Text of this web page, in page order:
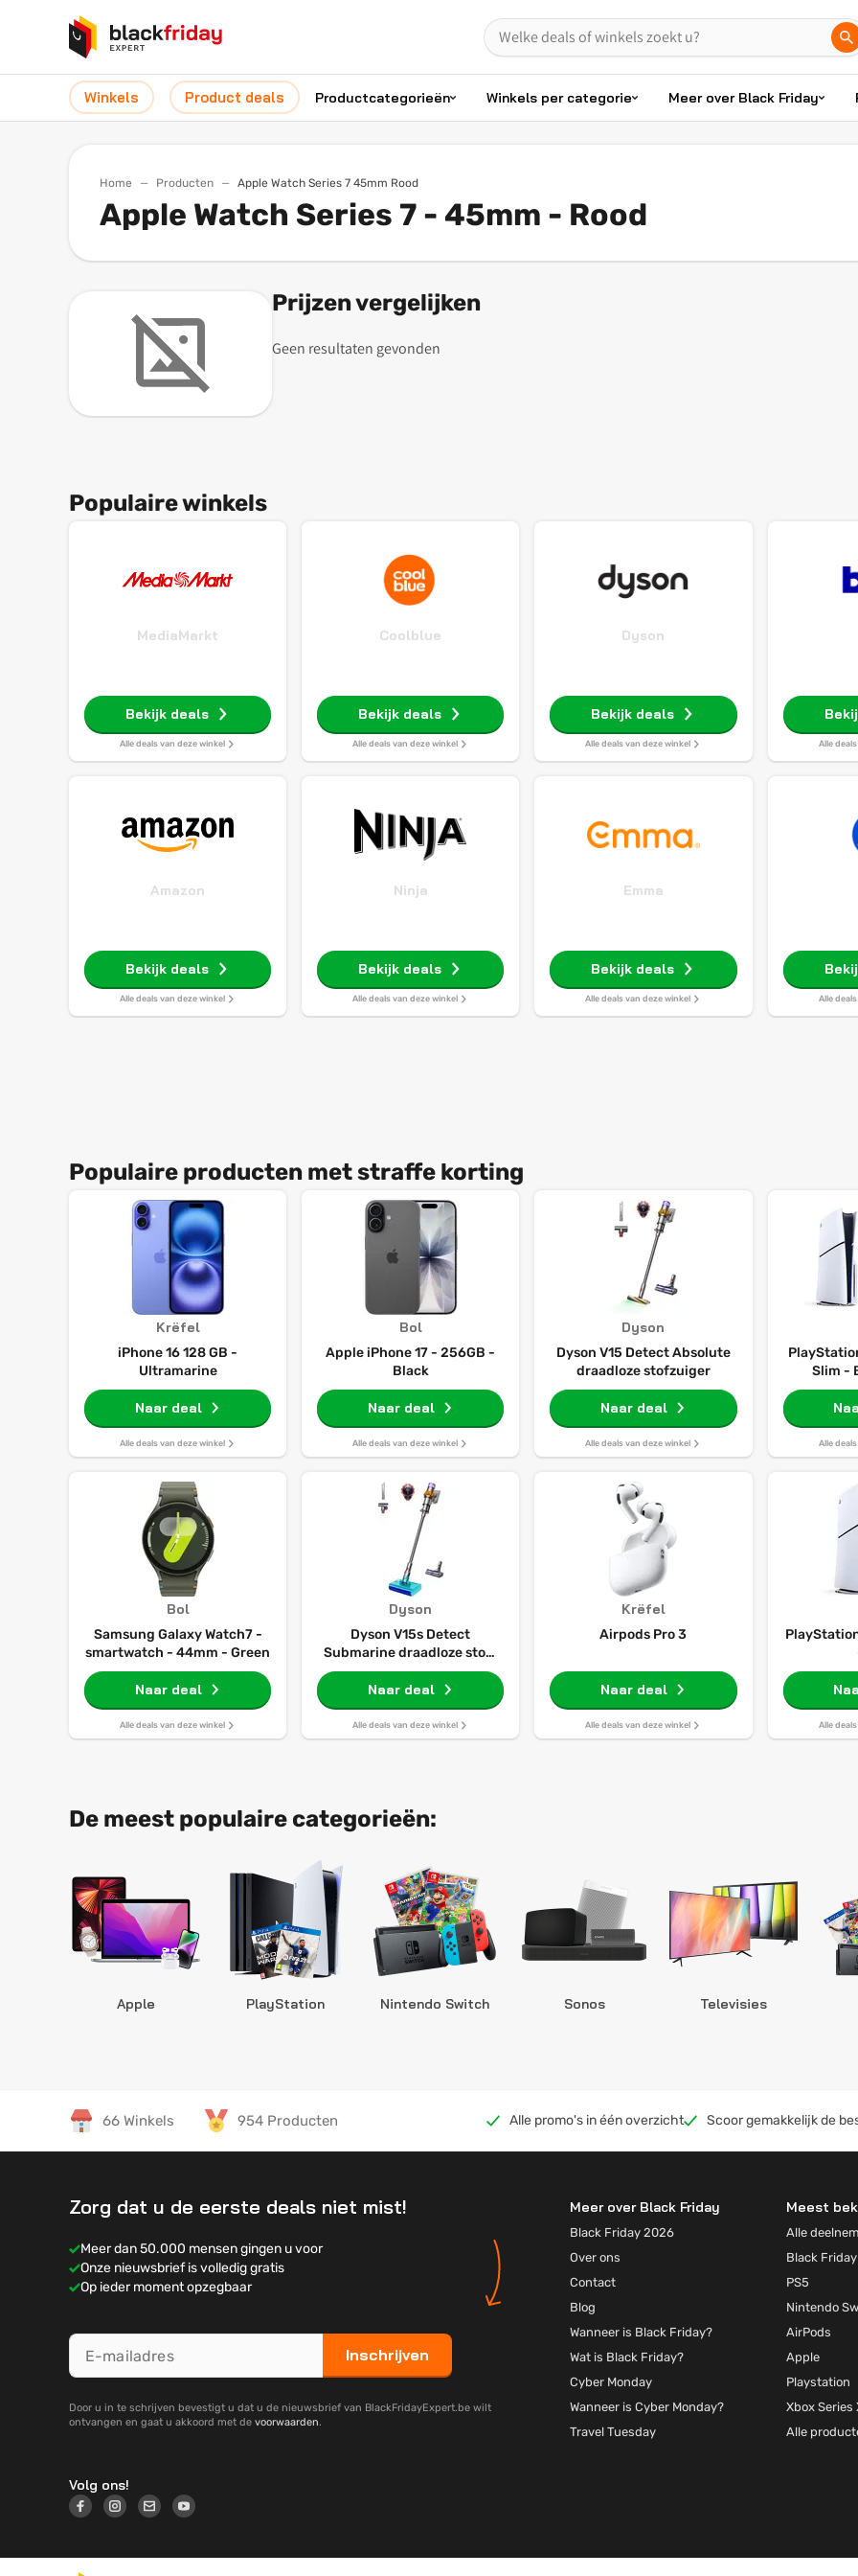
Winkels Product deals Productcategorieën Winkels per categorie Meer over Black Friday
Home Producten Apple Watch Series 7 45mm Rood
Apple Watch Series 7 - 45mm - Rood
Prijzen vergelijken
Geen resultaten gevonden
Populaire winkels
MediaMarkt
Bekijk deals
Alle deals van deze winkel
Coolblue
Bekijk deals
Alle deals van deze winkel
Dyson
Bekijk deals
Alle deals van deze winkel Alle
Amazon
Bekijk deals
Alle deals van deze winkel
Ninja
Bekijk deals
Alle deals van deze winkel
Emma
Bekijk deals
Alle deals van deze winkel Alle
Populaire producten met straffe korting
Krëfel
iPhone 16 128 GB -
Ultramarine
Naar deal
Alle deals van deze winkel
Bol
Apple iPhone 17 - 256GB -
Black
Naar deal
Alle deals van deze winkel
Dyson
Dyson V15 Detect Absolute
draadloze stofzuiger
Naar deal
Alle deals van deze winkel
Slim -
Alle
Bol
Samsung Galaxy Watch7 -
smartwatch - 44mm - Green
Naar deal
Alle deals van deze winkel
Dyson
Dyson V15s Detect
Submarine draadloze stof-
en waterzuiger
Naar deal
Alle deals van deze winkel
Krëfel
Airpods Pro 3
Naar deal
Alle deals van deze winkel Alle
De meest populaire categorieën:
Apple PlayStation Nintendo Switch Sonos Televisies
66 Winkels 954 Producten Alle promo's in één overzicht Scoor gemakkelijk de
Zorg dat u de eerste deals niet mist!
Meer dan 50.000 mensen gingen u voor
Onze nieuwsbrief is volledig gratis
Op ieder moment opzegbaar
Inschrijven
Door u in te schrijven bevestigt u dat u de nieuwsbrief van BlackFridayExpert.be wilt
ontvangen en gaat u akkoord met de voorwaarden.
Meer over Black Friday
Black Friday 2026
Over ons
Contact
Blog
Wanneer is Black Friday?
Wat is Black Friday?
Cyber Monday
Wanneer is Cyber Monday?
Travel Tuesday
Meest
Alle
Black
PS5
Nintendo
AirPods
Apple
Playstation
Xbox Series
Alle
Volg ons!